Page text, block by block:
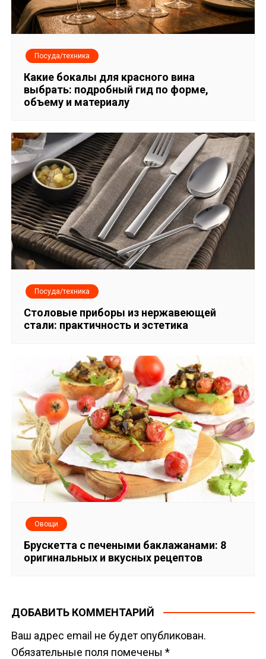
Посуда/техника
Какие бокалы для красного вина
выбрать: подробный гид по форме,
объему и материалу
Посуда/техника
Столовые приборы из нержавеющей
стали: практичность и эстетика
Овощи
Брускетта с печеными баклажанами: 8
оригинальных и вкусных рецептов
ДОБАВИТЬ КОММЕНТАРИЙ
Ваш адрес email не будет опубликован.
Обязательные поля помечены*